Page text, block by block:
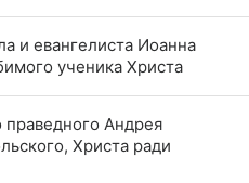
и евангелиста Иоанна
ученика Христа
праведного Андрея
Христа ради